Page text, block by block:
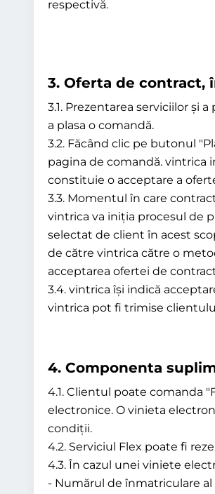
respectivă.
3. Oferta de contract,
3.1. Prezentarea serviciilor
a plasa o comandă.
3.2. Făcând clic pe butonul
pagina de comandă. vintrica
constituie o acceptare a
3.3. Momentul în care
vintrica va iniția procesul de
selectat de client în acest
de către vintrica către o
acceptarea ofertei de
3.4. vintrica își indică
vintrica pot fi trimise
4. Componenta
4.1. Clientul poate comanda
electronice. O vinieta
condiții.
4.2. Serviciul Flex poate fi
4.3. În cazul unei viniete
- Numărul de înmatriculare